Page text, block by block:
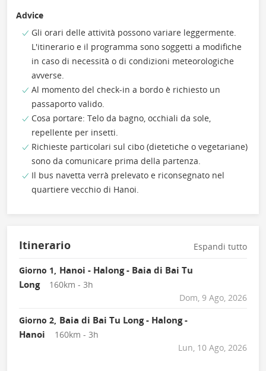
Advice
Gli orari delle attività possono variare leggermente.
L'itinerario e il programma sono soggetti a modifiche
in caso di necessità o di condizioni meteorologiche
avverse.
Al momento del check-in a bordo è richiesto un
passaporto valido.
Cosa portare: Telo da bagno, occhiali da sole,
repellente per insetti.
Richieste particolari sul cibo (dietetiche o vegetariane)
sono da comunicare prima della partenza.
Il bus navetta verrà prelevato e riconsegnato nel
quartiere vecchio di Hanoi.
Itinerario Espandi tutto
Giorno 1, Hanoi - Halong - Baia di Bai Tu
Long
160km - 3h
Dom, 9 Ago, 2026
Giorno 2, Baia di Bai Tu Long - Halong -
Hanoi
160km - 3h
Lun, 10 Ago, 2026